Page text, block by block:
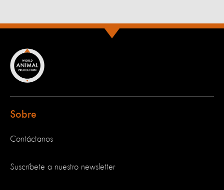
Sobre
Contáctanos
Suscríbete a nuestro newsletter